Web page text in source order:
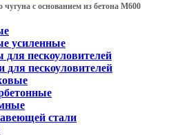
чугуна с основанием из бетона М600
усиленные
для пескоуловителей
пескоуловителей
стали